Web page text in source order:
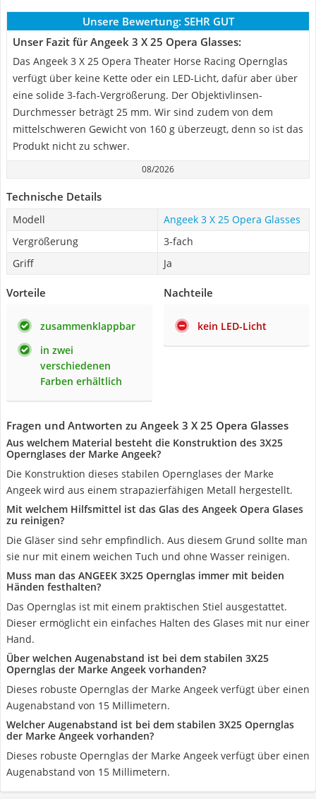
Unsere Bewertung: SEHR GUT
Unser Fazit für Angeek 3 X 25 Opera Glasses:
Das Angeek 3 X 25 Opera Theater Horse Racing Opernglas
verfügt über keine Kette oder ein LED-Licht, dafür aber über
eine solide 3-fach-Vergrößerung. Der Objektivlinsen-
Durchmesser beträgt 25 mm. Wir sind zudem von dem
mittelschweren Gewicht von 160 g überzeugt, denn so ist das
Produkt nicht zu schwer.
08/2026
Technische Details
Modell
Angeek 3 X 25 Opera Glasses
Vergrößerung
3-fach
Griff
Ja
Vorteile
zusammenklappbar
in zwei
verschiedenen
Farben erhältlich
Nachteile
kein LED-Licht
Fragen und Antworten zu Angeek 3 X 25 Opera Glasses
Aus welchem Material besteht die Konstruktion des 3X25
Opernglases der Marke Angeek?
Die Konstruktion dieses stabilen Opernglases der Marke
Angeek wird aus einem strapazierfähigen Metall hergestellt.
Mit welchem Hilfsmittel ist das Glas des Angeek Opera Glases
zu reinigen?
Die Gläser sind sehr empfindlich. Aus diesem Grund sollte man
sie nur mit einem weichen Tuch und ohne Wasser reinigen.
Muss man das ANGEEK 3X25 Opernglas immer mit beiden
Händen festhalten?
Das Opernglas ist mit einem praktischen Stiel ausgestattet.
Dieser ermöglicht ein einfaches Halten des Glases mit nur einer
Hand.
Über welchen Augenabstand ist bei dem stabilen 3X25
Opernglas der Marke Angeek vorhanden?
Dieses robuste Opernglas der Marke Angeek verfügt über einen
Augenabstand von 15 Millimetern.
Welcher Augenabstand ist bei dem stabilen 3X25 Opernglas
der Marke Angeek vorhanden?
Dieses robuste Opernglas der Marke Angeek verfügt über einen
Augenabstand von 15 Millimetern.